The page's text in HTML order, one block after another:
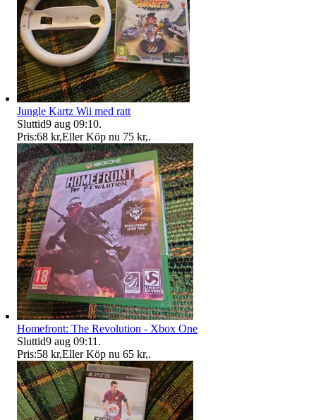
Jungle Kartz Wii med ratt
Sluttid9 aug 09:10.
Pris:68 kr,Eller Köp nu 75 kr,.
Homefront: The Revolution - Xbox One
Sluttid9 aug 09:11 .
Pris:58 kr,Eller Köp nu 65 kr,.